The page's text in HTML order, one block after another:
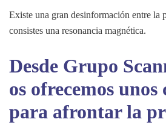
Existe una gran desinformación entre la
consistes una resonancia magnética.
Desde Grupo
os ofrecemos unos
para afrontar la